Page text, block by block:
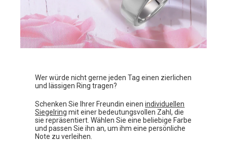
Wer würde nicht gerne jeden Tag einen zierlichen
und lässigen Ring tragen?
Schenken Sie Ihrer Freundin einenindividuellen
Siegelring mit einer bedeutungsvollen Zahl, die
sie repräsentiert. Wählen Sie eine beliebige Farbe
und passen Sie ihn an, um ihm eine persönliche
Note zu verleihen.